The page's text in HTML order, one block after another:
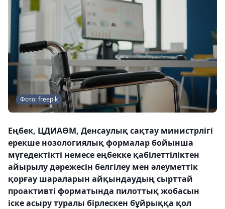
Фото: freepik
Еңбек, ЦДИАӨМ, Денсаулық сақтау министрлігі
ерекше нозологиялық формалар бойынша
мүгедектікті немесе еңбекке қабілеттіліктен
айырылу дәрежесін белгілеу мен әлеуметтік
қорғау шараларын айқындаудың сырттай
проактивті форматында пилоттық жобасын
іске асыру туралы бірлескен бұйрыққа қол